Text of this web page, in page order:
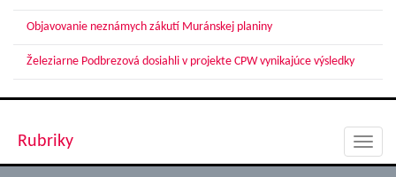
Objavovanie neznámych zákutí Muránskej planiny
Železiarne Podbrezová dosiahli v projekte CPW vynikajúce výsledky
Rubriky